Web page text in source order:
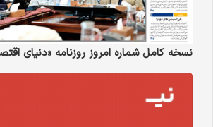
نسخه کامل شماره امروز روزنامه «دنیای‌